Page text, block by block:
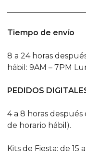
Tiempo de envío
8 a 24 horas
hábil: 9AM – 7PM
PEDIDOS
4 a 8 horas
de horario hábil).
Kits de Fiesta: de 15